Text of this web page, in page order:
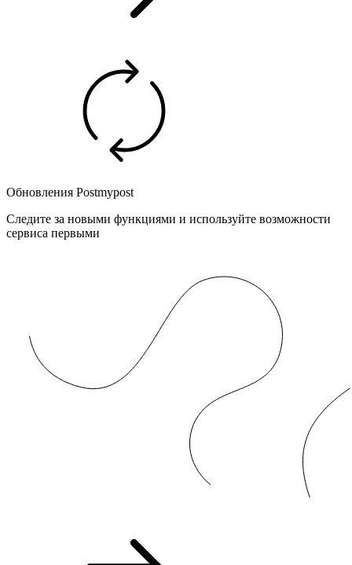
Обновления Postmypost
Следите за новыми функциями и используйте возможности
сервиса первыми